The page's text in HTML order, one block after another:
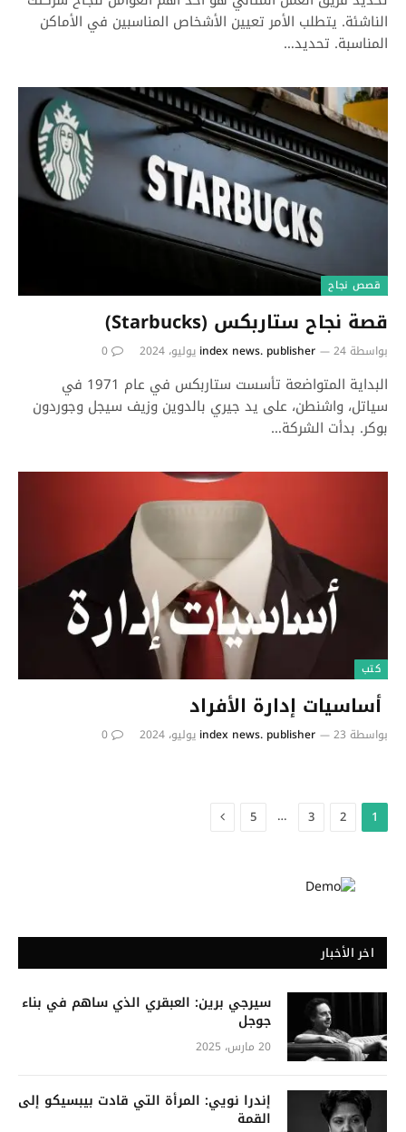
الناشئة. يتطلب الأمر تعيين الأشخاص المناسبين في الأماكن
المناسبة. تحديد…
قصص نجاح
قصة نجاح ستاربكس (Starbucks)
بواسطة index news. publisher 24 يوليو، 2024 0
البداية المتواضعة تأسست ستاربكس في عام 1971 في
سياتل، واشنطن، على يد جيري بالدوين وزيف سيجل وجوردون
بوكر. بدأت الشركة…
كتب
أساسيات إدارة الأفراد
بواسطة index news. publisher 23 يوليو، 2024 0
1
2
3
…
5 التالي
اخر الأخبار
سيرجي برين: العبقري الذي ساهم في بناء
جوجل
20 مارس، 2025
إندرا نويي: المرأة التي قادت بيبسيكو إلى
القمة